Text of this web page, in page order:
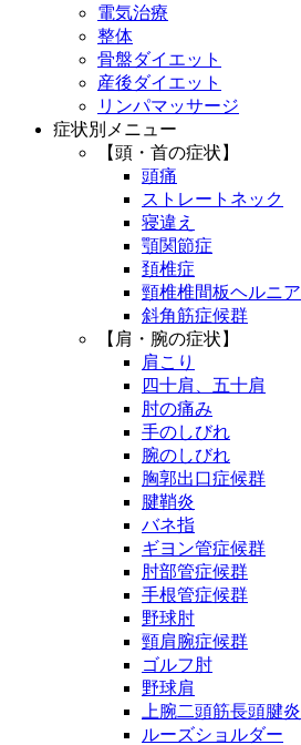
電気治療
整体
骨盤ダイエット
産後ダイエット
リンパマッサージ
症状別メニュー
【頭・首の症状】
頭痛
ストレートネック
寝違え
顎関節症
頚椎症
頸椎椎間板ヘルニア
斜角筋症候群
【肩・腕の症状】
肩こり
四十肩、五十肩
肘の痛み
手のしびれ
腕のしびれ
胸郭出口症候群
腱鞘炎
バネ指
ギヨン管症候群
肘部管症候群
手根管症候群
野球肘
頸肩腕症候群
ゴルフ肘
野球肩
上腕二頭筋長頭腱炎
ルーズショルダー